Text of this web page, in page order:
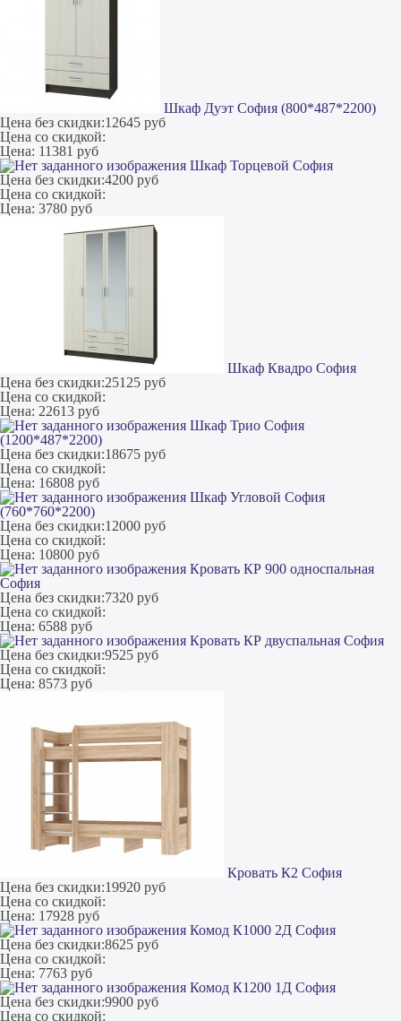
Шкаф Дуэт София (800*487*2200)
Цена без скидки:12645 руб
Цена со скидкой:
Цена: 11381 руб
Шкаф Торцевой София
Цена без скидки:4200 руб
Цена со скидкой:
Цена: 3780 руб
Шкаф Квадро София
Цена без скидки:25125 руб
Цена со скидкой:
Цена: 22613 руб
Шкаф Трио София
(1200*487*2200)
Цена без скидки:18675 руб
Цена со скидкой:
Цена: 16808 руб
Шкаф Угловой София
(760*760*2200)
Цена без скидки:12000 руб
Цена со скидкой:
Цена: 10800 руб
Кровать КР 900 односпальная
София
Цена без скидки:7320 руб
Цена со скидкой:
Цена: 6588 руб
Кровать КР двуспальная София
Цена без скидки:9525 руб
Цена со скидкой:
Цена: 8573 руб
Кровать К2 София
Цена без скидки:19920 руб
Цена со скидкой:
Цена: 17928 руб
Комод К1000 2Д София
Цена без скидки:8625 руб
Цена со скидкой:
Цена: 7763 руб
Комод К1200 1Д София
Цена без скидки:9900 руб
Цена со скидкой: